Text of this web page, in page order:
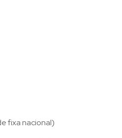
fixa nacional)